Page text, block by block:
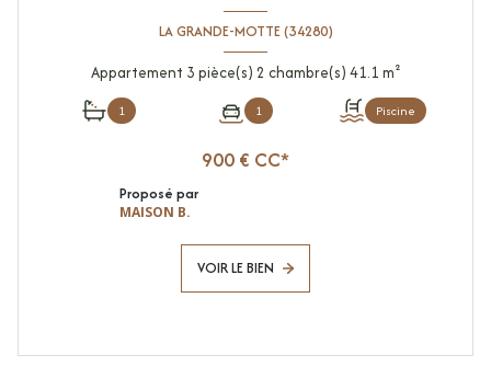
LA GRANDE-MOTTE (34280)
Appartement 3 pièce(s) 2 chambre(s) 41.1 m²
1 1 Piscine
900 € CC*
Proposé par
MAISON B.
VOIR LE BIEN